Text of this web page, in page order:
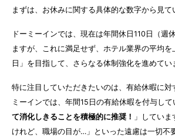
まずは、お休みに関する具体的な数字から見て
ドーミーインでは、現在は年間休日110日（週
ますが、これに満足せず、ホテル業界の平均
日」を目指して、さらなる体制強化を進めてい
特に注目していただきたいのは、有給休暇に対
ミーインでは、年間15日の有給休暇を付与して
て消化しきることを積極的に推奨！ 」してい
けれど、職場の目が…」といった遠慮は一切不